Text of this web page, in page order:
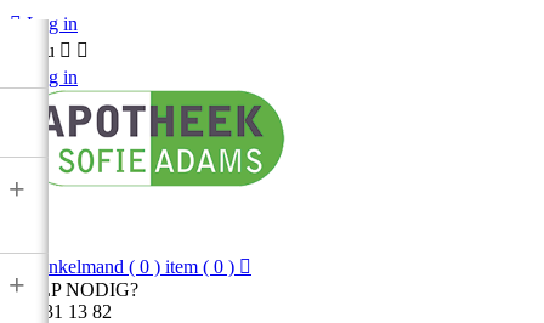
 Log in
Menu  
Log in
Winkelmand ( 0 ) item ( 0 ) 
HULP NODIG?
013 31 13 82
+
+